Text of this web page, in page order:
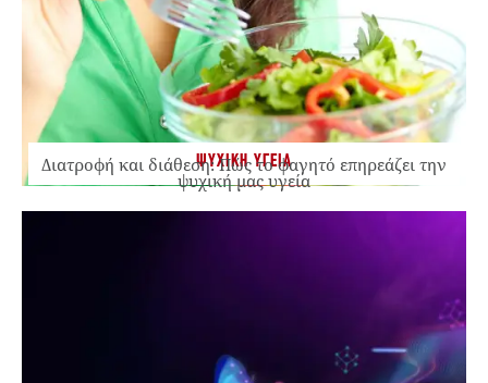
ΨΥΧΙΚΗ ΥΓΕΙΑ
Διατροφή και διάθεση: Πώς το φαγητό επηρεάζει την
ψυχική μας υγεία